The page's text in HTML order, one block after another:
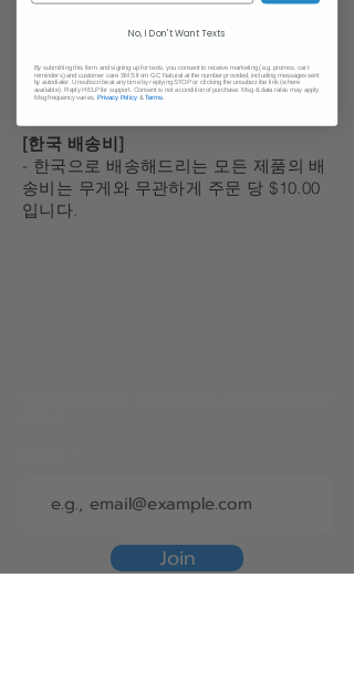
~15일 (주말, 휴일 제외) 정도의 배송기
간이 소요될 수 있습니다.
[한국 배송비]
- 한국으로 배송해드리는 모든 제품의 배
송비는 무게와 무관하게 주문 당 $10.00
입니다.
Join
No, I Don't Want Texts
By submitting this form and signing up for texts, you consent to receive marketing (e.g. promos, cart
reminders) and customer care SMS from GC Natural at the number provided, including messages sent
by autodialer. Unsubscribe at any time by replying STOP or clicking the unsubscribe link (where
available). Reply HELP for support. Consent is not a condition of purchase. Msg & data rates may apply.
Msg frequency varies. Privacy Policy &Terms